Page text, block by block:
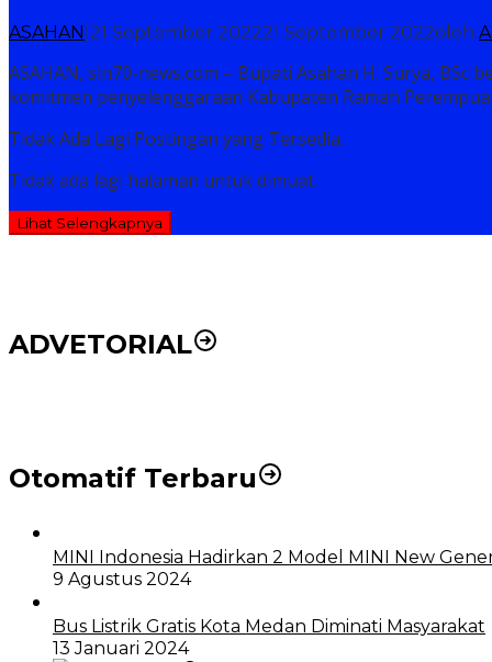
ASAHAN 21 September 202221 September 2022oleh
ASAHAN, sln70-news.com – Bupati Asahan H. Surya,
komitmen penyelenggaraan Kabupaten Ramah
Tidak Ada Lagi Postingan yang Tersedia.
Tidak ada lagi halaman untuk dimuat.
Lihat Selengkapnya
ADVETORIAL
Otomatif Terbaru
MINI Indonesia Hadirkan 2 Model MINI New
9 Agustus 2024
Bus Listrik Gratis Kota Medan Diminati Masyarakat
13 Januari 2024